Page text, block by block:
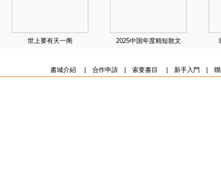
世上要有天一阁 2025中国年度精短散文
書城介紹 合作申請| 索要書目 新手入門